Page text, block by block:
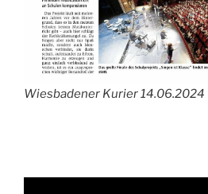
Wiesbadener Kurier 14.06.2024